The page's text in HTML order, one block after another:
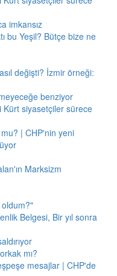
imkansız
bu Yeşil? Bütçe bize ne
değişti? İzmir örneği:
benziyor
Kürt siyasetçiler sürece
| CHP'nin yeni
Marksizm
Belgesi, Bir yıl sonra
mı?
mesajlar | CHP'de